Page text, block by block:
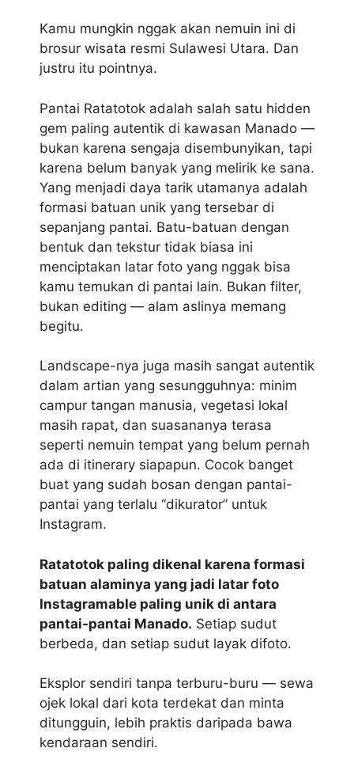
Kamu mungkin nggak akan nemuin ini di
brosur wisata resmi Sulawesi Utara. Dan
justru itu pointnya.
Pantai Ratatotok adalah salah satu hidden
gem paling autentik di kawasan Manado —
bukan karena sengaja disembunyikan, tapi
karena belum banyak yang melirik ke sana.
Yang menjadi daya tarik utamanya adalah
formasi batuan unik yang tersebar di
sepanjang pantai. Batu-batuan dengan
bentuk dan tekstur tidak biasa ini
menciptakan latar foto yang nggak bisa
kamu temukan di pantai lain. Bukan filter,
bukan editing — alam aslinya memang
begitu.
Landscape-nya juga masih sangat autentik
dalam artian yang sesungguhnya: minim
campur tangan manusia, vegetasi lokal
masih rapat, dan suasananya terasa
seperti nemuin tempat yang belum pernah
ada di itinerary siapapun. Cocok banget
buat yang sudah bosan dengan pantai-
pantai yang terlalu “dikurator” untuk
Instagram.
Ratatotok paling dikenal karena formasi
batuan alaminya yang jadi latar foto
Instagramable paling unik di antara
pantai-pantai Manado. Setiap sudut
berbeda, dan setiap sudut layak difoto.
Eksplor sendiri tanpa terburu-buru — sewa
ojek lokal dari kota terdekat dan minta
ditungguin, lebih praktis daripada bawa
kendaraan sendiri.